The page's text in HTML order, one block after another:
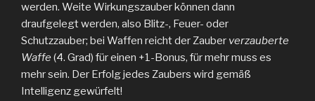
werden. Weite Wirkungszauber können dann
draufgelegt werden, also Blitz-, Feuer- oder
Schutzzauber; bei Waffen reicht der Zauber verzauberte
Waffe (4. Grad) für einen +1-Bonus, für mehr muss es
mehr sein. Der Erfolg jedes Zaubers wird gemäß
Intelligenz gewürfelt!